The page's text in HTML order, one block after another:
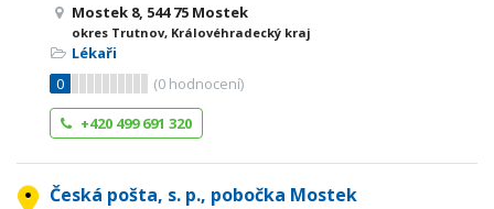
Mostek 8, 544 75 Mostek
okres Trutnov, Královéhradecký kraj
Lékaři
0
(0 hodnocení)
+420 499 691 320
Česká pošta, s. p., pobočka Mostek